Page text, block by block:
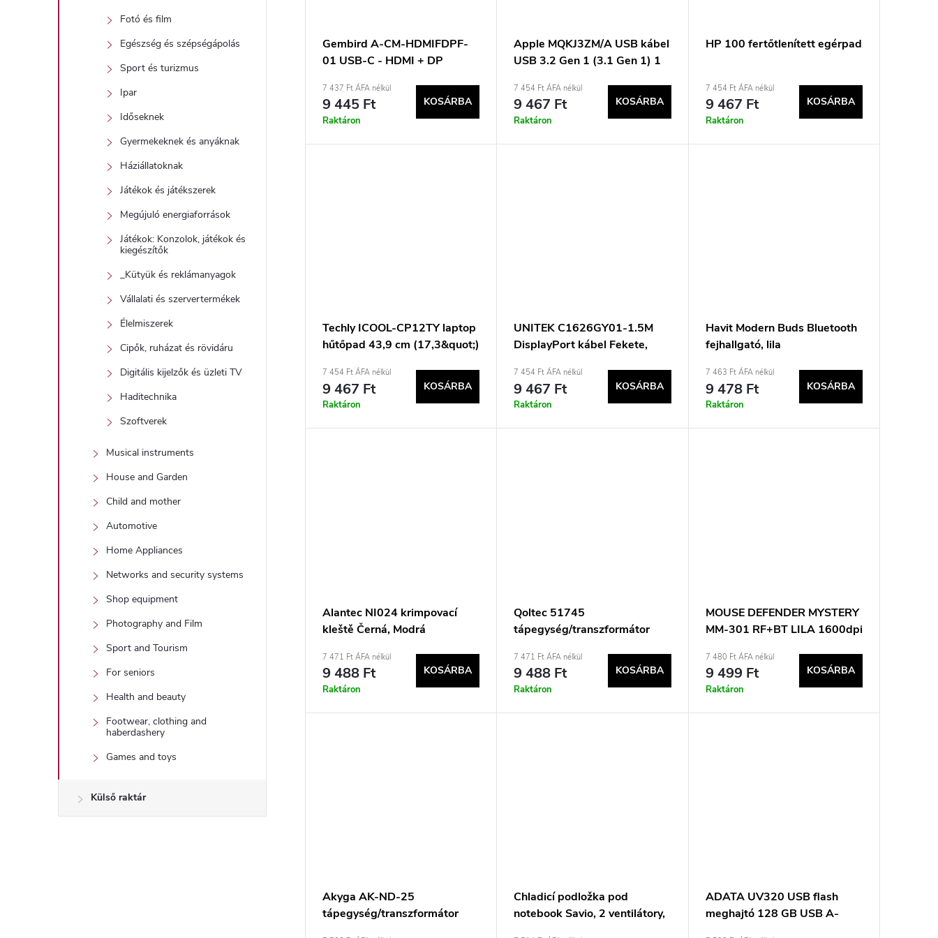
Fotó és film
Egészség és szépségápolás
Sport és turizmus
Ipar
Időseknek
Gyermekeknek és anyáknak
Háziállatoknak
Játékok és játékszerek
Megújuló energiaforrások
Játékok: Konzolok, játékok és
kiegészítők
_Kütyük és reklámanyagok
Vállalati és szervertermékek
Élelmiszerek
Cipők, ruházat és rövidáru
Digitális kijelzők és üzleti TV
Haditechnika
Szoftverek
Musical instruments
House and Garden
Child and mother
Automotive
Home Appliances
Networks and security systems
Shop equipment
Photography and Film
Sport and Tourism
For seniors
Health and beauty
Footwear, clothing and
haberdashery
Games and toys
Külső raktár
Gembird A-CM-HDMIFDPF-
01 USB-C - HDMI + DP
7 437 Ft ÁFA nélkül
9 445 Ft
Raktáron
KOSÁRBA
Apple MQKJ3ZM/A USB kábel
USB 3.2 Gen 1 (3.1 Gen 1) 1
7 454 Ft ÁFA nélkül
9 467 Ft
Raktáron
KOSÁRBA
HP 100 fertőtlenített egérpad
7 454 Ft ÁFA nélkül
9 467 Ft
Raktáron
KOSÁRBA
Techly ICOOL-CP12TY laptop
hűtőpad 43,9 cm (17,3&quot;)
7 454 Ft ÁFA nélkül
9 467 Ft
Raktáron
KOSÁRBA
UNITEK C1626GY01-1.5M
DisplayPort kábel Fekete,
7 454 Ft ÁFA nélkül
9 467 Ft
Raktáron
KOSÁRBA
Havit Modern Buds Bluetooth
fejhallgató, lila
7 463 Ft ÁFA nélkül
9 478 Ft
Raktáron
KOSÁRBA
Alantec NI024 krimpovací
kleště Černá, Modrá
7 471 Ft ÁFA nélkül
9 488 Ft
Raktáron
KOSÁRBA
Qoltec 51745
tápegység/transzformátor
7 471 Ft ÁFA nélkül
9 488 Ft
Raktáron
KOSÁRBA
MOUSE DEFENDER MYSTERY
MM-301 RF+BT LILA 1600dpi
7 480 Ft ÁFA nélkül
9 499 Ft
Raktáron
KOSÁRBA
Akyga AK-ND-25
tápegység/transzformátor
Chladicí podložka pod
notebook Savio, 2 ventilátory,
ADATA UV320 USB flash
meghajtó 128 GB USB A-